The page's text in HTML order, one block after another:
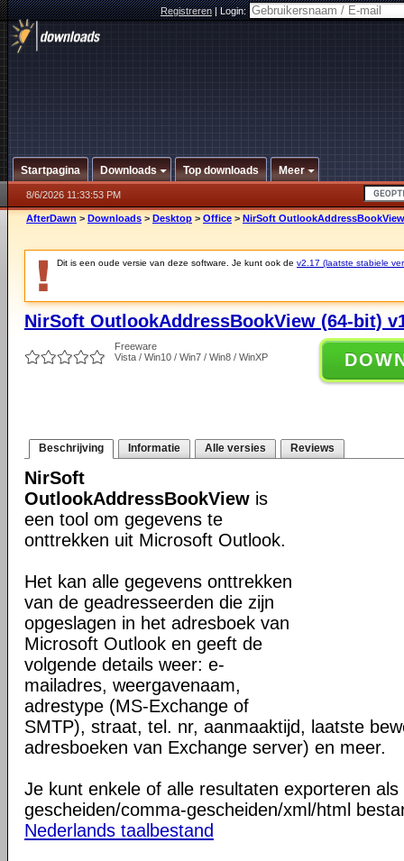
Registreren|Login:
Startpagina Downloads Top downloads Meer
8/6/2026 11:33:53 PM
AfterDawn > Downloads > Desktop > Office > NirSoft
Dit is een oude versie van deze software. Je kunt ook de v2.17 (laatste stabiele
NirSoft OutlookAddressBookView (64-bit)
Freeware
Vista / Win10 / Win7 / Win8 / WinXP
Beschrijving Informatie Alle versies Reviews
NirSoft
OutlookAddressBookView is
een tool om gegevens te
onttrekken uit Microsoft Outlook.
Het kan alle gegevens onttrekken
van de geadresseerden die zijn
opgeslagen in het adresboek van
Microsoft Outlook en geeft de
volgende details weer: e-
mailadres, weergavenaam,
adrestype (MS-Exchange of
SMTP), straat, tel. nr, aanmaaktijd, laatste
adresboeken van Exchange server) en meer.
Je kunt enkele of alle resultaten exporteren als
gescheiden/comma-gescheiden/xml/html
Nederlands taalbestand